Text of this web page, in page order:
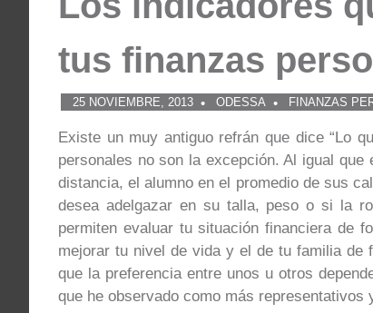
tus finanzas
25 NOVIEMBRE, 2013 ODESSA FINANZAS
Existe un muy antiguo refrán que dice “Lo
personales no son la excepción. Al igual
distancia, el alumno en el promedio de sus
desea adelgazar en su talla, peso o si la
permiten evaluar tu situación financiera de
mejorar tu nivel de vida y el de tu familia de
que la preferencia entre unos u otros
que he observado como más